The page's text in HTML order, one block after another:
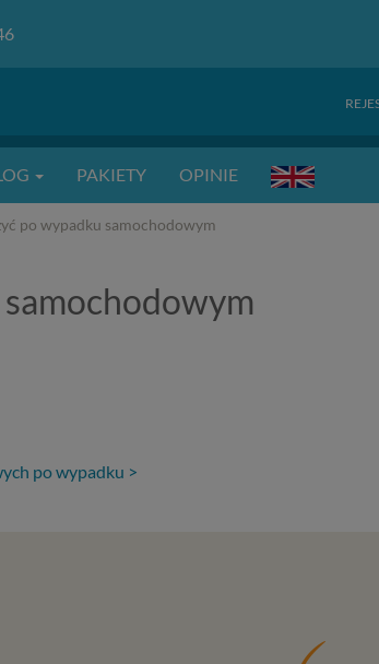
PAKIETY OPINIE
po wypadku samochodowym
po wypadku >